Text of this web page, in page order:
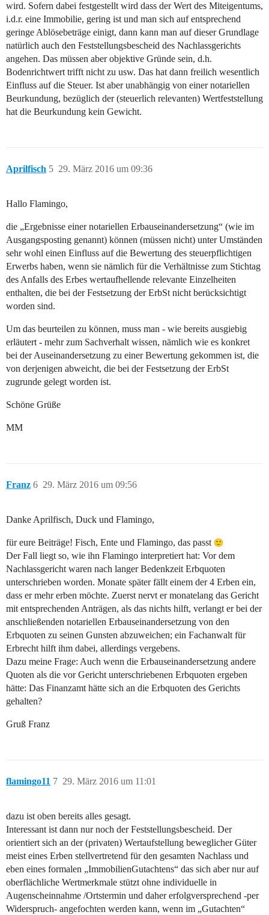
wird. Sofern dabei festgestellt wird dass der Wert des Miteigentums,
i.d.r. eine Immobilie, gering ist und man sich auf entsprechend
geringe Ablösebeträge einigt, dann kann man auf dieser Grundlage
natürlich auch den Feststellungsbescheid des Nachlassgerichts
angehen. Das müssen aber objektive Gründe sein, d.h.
Bodenrichtwert trifft nicht zu usw. Das hat dann freilich wesentlich
Einfluss auf die Steuer. Ist aber unabhängig von einer notariellen
Beurkundung, bezüglich der (steuerlich relevanten) Wertfeststellung
hat die Beurkundung kein Gewicht.
Aprilfisch 29. März 2016 um 09:36
5
Hallo Flamingo,
die „Ergebnisse einer notariellen Erbauseinandersetzung“ (wie im
Ausgangsposting genannt) können (müssen nicht) unter Umständen
sehr wohl einen Einfluss auf die Bewertung des steuerpflichtigen
Erwerbs haben, wenn sie nämlich für die Verhältnisse zum Stichtag
des Anfalls des Erbes wertaufhellende relevante Einzelheiten
enthalten, die bei der Festsetzung der ErbSt nicht berücksichtigt
worden sind.
Um das beurteilen zu können, muss man - wie bereits ausgiebig
erläutert - mehr zum Sachverhalt wissen, nämlich wie es konkret
bei der Auseinandersetzung zu einer Bewertung gekommen ist, die
von derjenigen abweicht, die bei der Festsetzung der ErbSt
zugrunde gelegt worden ist.
Schöne Grüße
MM
Franz 29. März 2016 um 09:56
6
Danke Aprilfisch, Duck und Flamingo,
für eure Beiträge! Fisch, Ente und Flamingo, das passt
Der Fall liegt so, wie ihn Flamingo interpretiert hat: Vor dem
Nachlassgericht waren nach langer Bedenkzeit Erbquoten
unterschrieben worden. Monate später fällt einem der 4 Erben ein,
dass er mehr erben möchte. Zuerst nervt er monatelang das Gericht
mit entsprechenden Anträgen, als das nichts hilft, verlangt er bei der
anschließenden notariellen Erbauseinandersetzung von den
Erbquoten zu seinen Gunsten abzuweichen; ein Fachanwalt für
Erbrecht hilft ihm dabei, allerdings vergebens.
Dazu meine Frage: Auch wenn die Erbauseinandersetzung andere
Quoten als die vor Gericht unterschriebenen Erbquoten ergeben
hätte: Das Finanzamt hätte sich an die Erbquoten des Gerichts
gehalten?
Gruß Franz
flamingo11 29. März 2016 um 11:01
7
dazu ist oben bereits alles gesagt.
Interessant ist dann nur noch der Feststellungsbescheid. Der
orientiert sich an der (privaten) Wertaufstellung beweglicher Güter
meist eines Erben stellvertretend für den gesamten Nachlass und
eben eines formalen „ImmobilienGutachtens“ das sich aber nur auf
oberflächliche Wertmerkmale stützt ohne individuelle in
Augenscheinnahme /Ortstermin und daher erfolgversprechend -per
Widerspruch- angefochten werden kann, wenn im „Gutachten“